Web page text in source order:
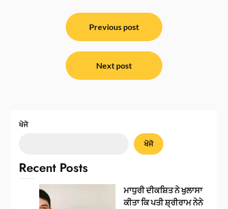
Previous post
Next post
ਖੋਜੋ
ਖੋਜੋ
Recent Posts
ਮਾਧੁਰੀ ਦੀਕਸ਼ਿਤ ਨੇ ਖੁਲਾਸਾ
ਕੀਤਾ ਕਿ ਪਤੀ ਸ਼੍ਰੀਰਾਮ ਨੇਨੇ